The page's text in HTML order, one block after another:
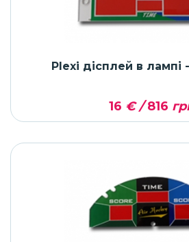
Plexi дісплей в лампі
16 € /816